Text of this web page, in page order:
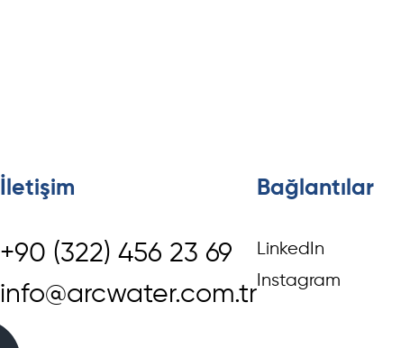
İletişim
+90 (322) 456 23 69
info@arcwater.com.tr
Bağlantılar
LinkedIn
Instagram